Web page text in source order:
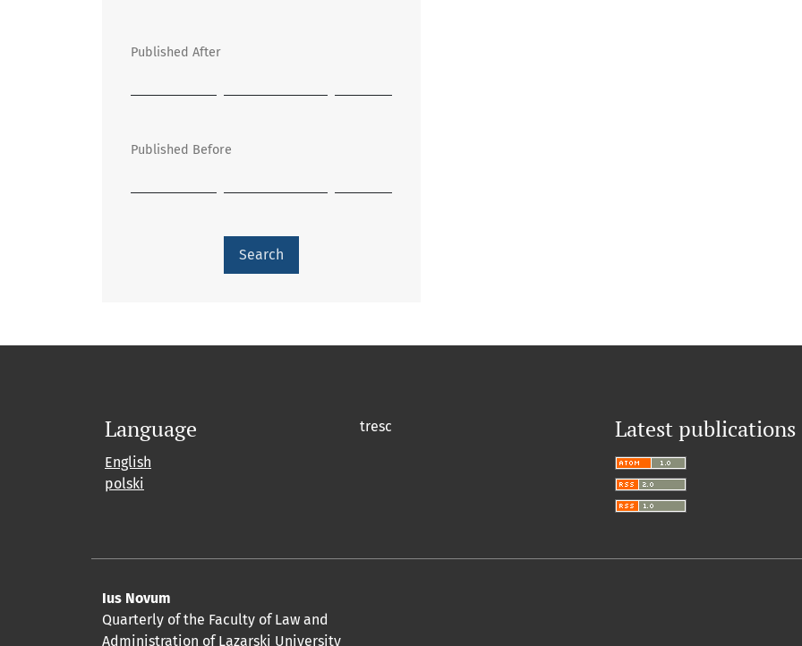
Published After
Published Before
Search
Language
English
polski
tresc Latest publications
Ius Novum
Quarterly of the Faculty of Law and
Administration of Lazarski University